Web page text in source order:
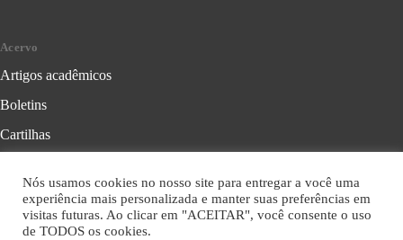
Acervo
Artigos acadêmicos
Boletins
Cartilhas
Folhetos
Livros
Nós usamos cookies no nosso site para entregar a você uma
experiência mais personalizada e manter suas preferências em
visitas futuras. Ao clicar em "ACEITAR", você consente o uso
de TODOS os cookies.